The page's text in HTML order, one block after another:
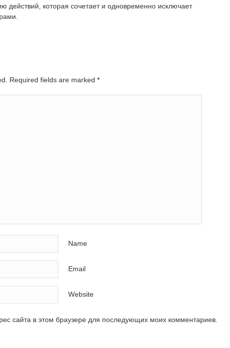
действий, которая сочетает и одновременно исключает
Required fields are marked *
Name
Email
Website
сайта в этом браузере для последующих моих комментариев.